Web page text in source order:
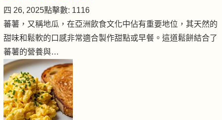
四 26, 2025點擊數: 1116
蕃薯，又稱地瓜，在亞洲飲食文化中佔有重要地位，其天然的
甜味和鬆軟的口感非常適合製作甜點或早餐。這道鬆餅結合了
蕃薯的營養與…